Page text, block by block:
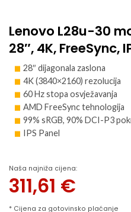
Lenovo L28u-30
28″, 4K, FreeSync,
28″ dijagonala zaslona
4K (3840×2160) rezolucija
60 Hz stopa osvježavanja
AMD FreeSync tehnologija
99% sRGB, 90% DCI-P3
IPS Panel
Naša najniža cijena:
311,61 €
* Cijena za gotovinsko plaćanje